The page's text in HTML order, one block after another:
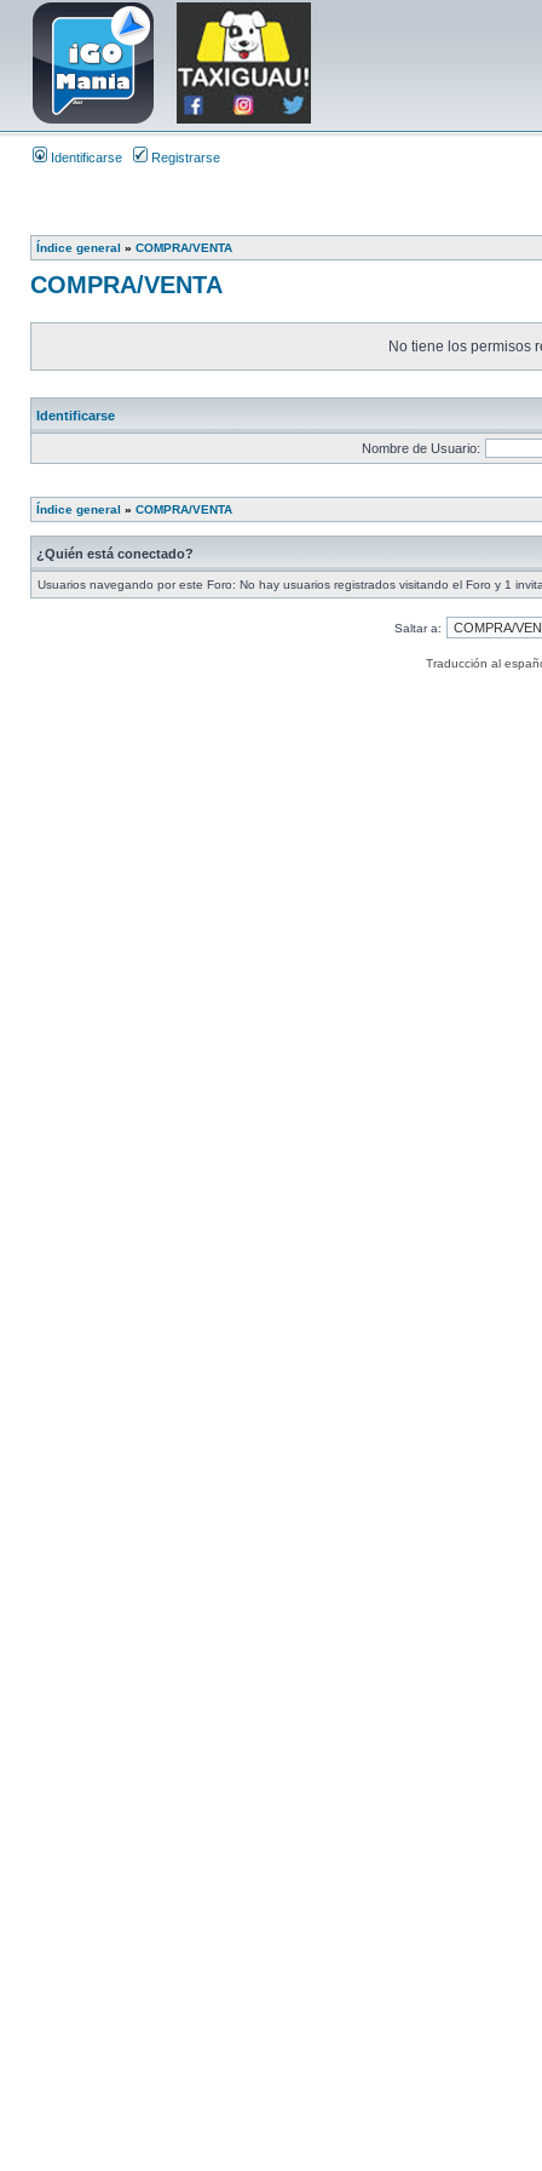
Identificarse Registrarse
Índice general » COMPRA/VENTA
COMPRA/VENTA
No tiene los permisos
Identificarse
Nombre de Usuario:
Índice general » COMPRA/VENTA
¿Quién está conectado?
Usuarios navegando por este Foro: No hay usuarios registrados visitando el Foro y 1
Saltar a:
Traducción al